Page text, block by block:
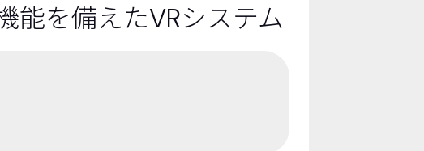
能を備えたVRシステム